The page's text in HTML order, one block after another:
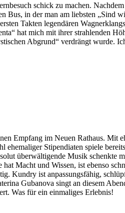
schick zu ma­chen.
in der man am liebs­ten „Sind
Tak­ten le­gen­dä­ren
hat mich mit ih­rer strah­len­den
Ab­grund“ ver­drängt wur­de.
Emp­fang im Neu­en Rat­haus.
ehe­ma­li­ger Sti­pen­dia­ten spie­le
über­wäl­ti­gen­de Mu­sik
Macht und Wis­sen, ist eben­so
Kundry ist an­pas­sungs­fä­hig,
Gu­ba­no­va singt an die­sem
Was für ein ein­ma­li­ges Erlebnis!